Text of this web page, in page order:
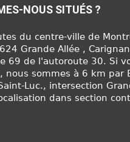
NOUS SITUÉS ?
du centre-ville de
Grande Allée ,
69 de l'autoroute 30. Si
nous sommes à 6 km par
Luc., intersection
dans section